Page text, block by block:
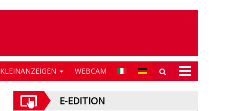
KLEINANZEIGEN WEBCAM
E-EDITION